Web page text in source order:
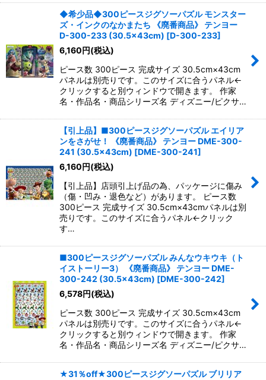
◆希少品◆300ピースジグソーパズル モンスター
ズ・インクのなかまたち 《廃番商品》 テンヨー
D-300-233 (30.5×43cm) [D-300-233]
6,160円(税込)
ピース数 300ピース 完成サイズ 30.5cm×43cm
パネルは別売りです。このサイズに合うパネル←
クリックすると別ウィンドウで開きます。 作家
名・作品名・商品シリーズ名 ディズニー/ピクサ…
【引上品】■300ピースジグソーパズル エイリア
ンをさがせ！ 《廃番商品》 テンヨー DME-300-
241 (30.5×43cm) [DME-300-241]
6,160円(税込)
【引上品】店頭引上げ品の為、パッケージに傷み
（傷・凹み・退色など）があります。 ピース数
300ピース 完成サイズ 30.5cm×43cmパネルは別
売りです。このサイズに合うパネル←クリック
す…
■300ピースジグソーパズル みんなウキウキ（ト
イストーリー3） 《廃番商品》 テンヨー DME-
300-242 (30.5×43cm) [DME-300-242]
6,578円(税込)
ピース数 300ピース 完成サイズ 30.5cm×43cm
パネルは別売りです。このサイズに合うパネル←
クリックすると別ウィンドウで開きます。 作家
名・作品名・商品シリーズ名 ディズニー/ピクサ…
★31％off★300ピースジグソーパズル ブリリア